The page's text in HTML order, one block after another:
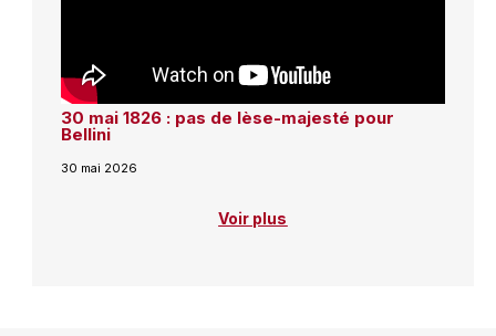
30 mai 1826 : pas de lèse-majesté pour
Bellini
30 mai 2026
Voir plus